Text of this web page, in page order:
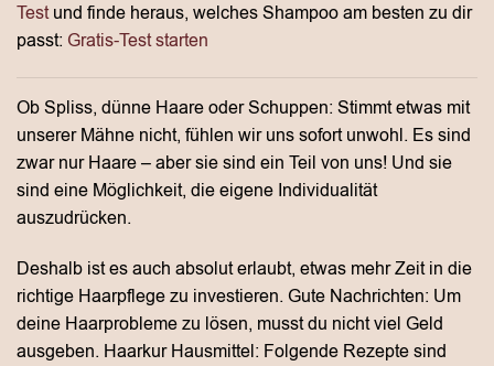
Testund finde heraus, welches Shampoo am besten zu dir
passt: Gratis-Test starten
Ob Spliss, dünne Haare oder Schuppen: Stimmt etwas mit
unserer Mähne nicht, fühlen wir uns sofort unwohl. Es sind
zwar nur Haare – aber sie sind ein Teil von uns! Und sie
sind eine Möglichkeit, die eigene Individualität
auszudrücken.
Deshalb ist es auch absolut erlaubt, etwas mehr Zeit in die
richtige Haarpflege zu investieren. Gute Nachrichten: Um
deine Haarprobleme zu lösen, musst du nicht viel Geld
ausgeben. Haarkur Hausmittel: Folgende Rezepte sind